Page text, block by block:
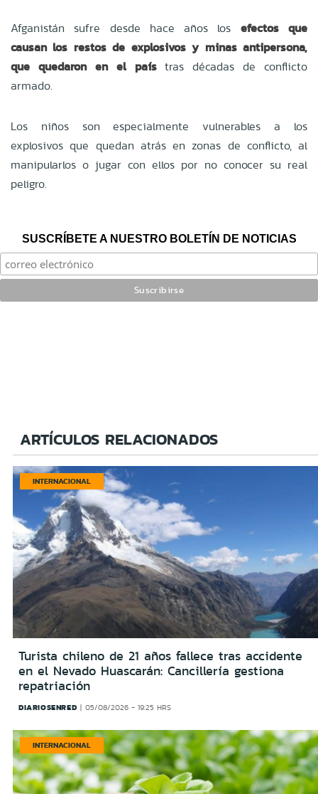
Afganistán sufre desde hace años los efectos que
causan los restos de explosivos y minas antipersona,
que quedaron en el paístras décadas de conflicto
armado.
Los niños son especialmente vulnerables a los
explosivos que quedan atrás en zonas de conflicto, al
manipularlos o jugar con ellos por no conocer su real
peligro.
SUSCRÍBETE A NUESTRO BOLETÍN DE NOTICIAS
ARTÍCULOS RELACIONADOS
INTERNACIONAL
Turista chileno de 21 años fallece tras accidente
en el Nevado Huascarán: Cancillería gestiona
repatriación
DIARIOSENRED 05/08/2026 - 19:25 HRS
INTERNACIONAL